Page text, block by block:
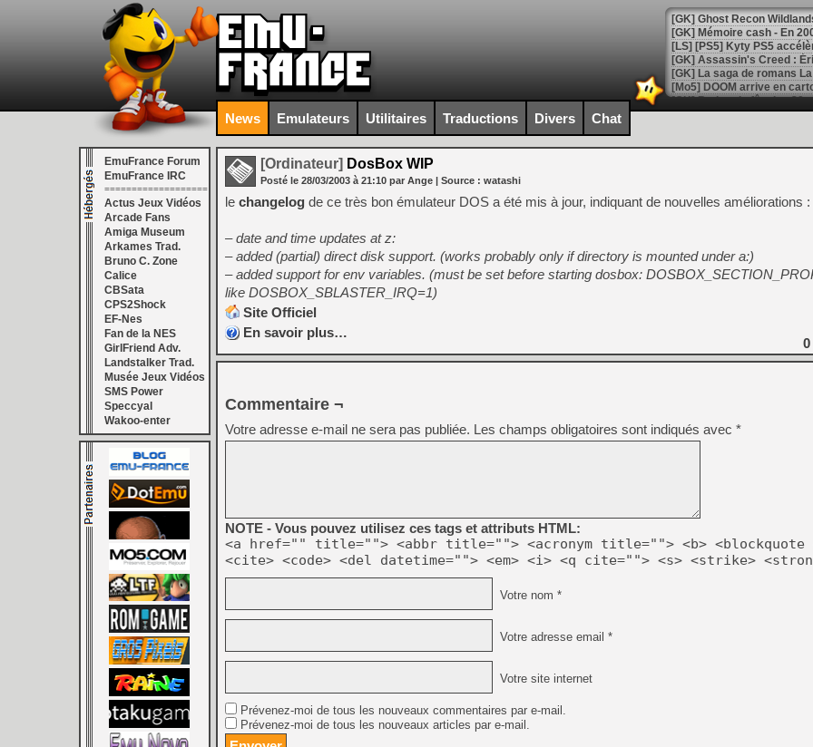
[Mo5] DOOM arrive en
[GK] Bethesda fête les 30
[GK] Roblox : l'action en
[GK] Agenda - GeForce
[LS] [PS5] ps5-y2jb-
[GK] Pourquoi Marvel
[GK] Test : Restory : Chill
[GK] GTA 6 : Rockstar
[GK] Hot Wheels Infinite
[GK] Mémoire cash -
[GK] Résultats Nintendo :
[GK] Déjà des
[Mo5] Brickboy cherche à
[GK] Minecraft et ses «
[GK] Beast of
[GK] Ubisoft : fin de partie
[GK] Mémoire cash -
[GK] Dan Houser (GTA)
[GK] Comment EA Sports
[GK] Crimson Moon : un
[GK] Isle of Reveries : le
[GK] Moonlighter 2 : The
[GK] Capcom relance
[Mo5] Deux inédits du
[GK] Le beat'em up The
[GK] Endless Legend 2 :
[LS] [PS5] Le WebKit
News Emulateurs Utilitaires Traductions Divers Chat
EmuFrance Forum
EmuFrance IRC
===================
Actus Jeux Vidéos
Arcade Fans
Amiga Museum
Arkames Trad.
Bruno C. Zone
Calice
CBSata
CPS2Shock
EF-Nes
Fan de la NES
GirlFriend Adv.
Landstalker Trad.
Musée Jeux Vidéos
SMS Power
Speccyal
Wakoo-enter
[Ordinateur] DosBox WIP
Posté le 28/03/2003 à 21:10 par Ange | Source : watashi
le changelog de ce très bon émulateur DOS a été mis à jour, indiquant de nouvelles améliorations :
– date and time updates at z:
– added (partial) direct disk support. (works probably only if directory is mounted under a:)
– added support for env variables. (must be set before starting dosbox:
like DOSBOX_SBLASTER_IRQ=1)
Site Officiel
En savoir plus…
0
Commentaire ¬
Votre adresse e-mail ne sera pas publiée. Les champs obligatoires sont indiqués avec *
NOTE - Vous pouvez utilisez ces tags et attributs HTML:
<a href="" title=""> <abbr title=""> <acronym title=""> <b> <blockquote
<cite> <code> <del datetime=""> <em> <i> <q cite=""> <s> <strike>
Votre nom *
Votre adresse email *
Votre site internet
Prévenez-moi de tous les nouveaux commentaires par e-mail.
Prévenez-moi de tous les nouveaux articles par e-mail.